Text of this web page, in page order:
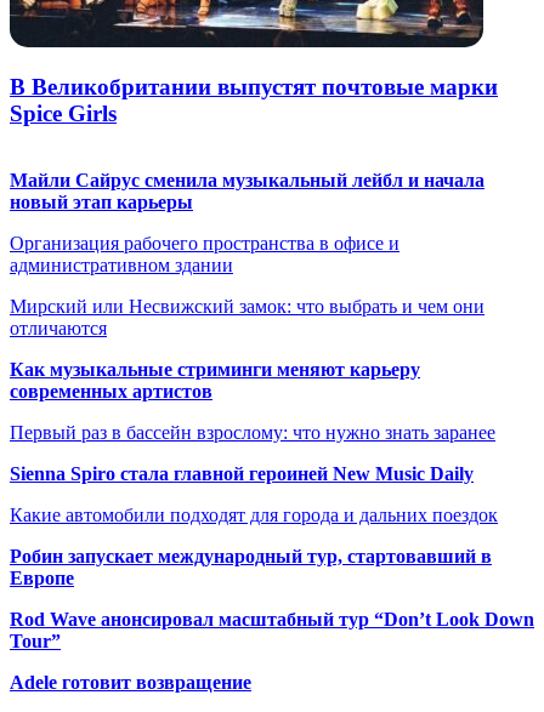
В Великобритании выпустят почтовые марки
Spice Girls
Майли Сайрус сменила музыкальный лейбл и начала
новый этап карьеры
Организация рабочего пространства в офисе и
административном здании
Мирский или Несвижский замок: что выбрать и чем они
отличаются
Как музыкальные стриминги меняют карьеру
современных артистов
Первый раз в бассейн взрослому: что нужно знать заранее
Sienna Spiro стала главной героиней New Music Daily
Какие автомобили подходят для города и дальних поездок
Робин запускает международный тур, стартовавший в
Европе
Rod Wave анонсировал масштабный тур “Don’t Look Down
Tour”
Adele готовит возвращение